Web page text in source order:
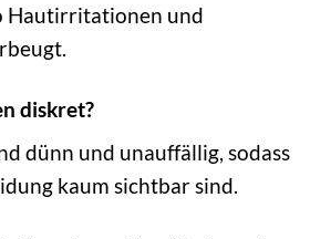
Hautirritationen und
diskret?
dünn und unauffällig, sodass
kaum sichtbar sind.